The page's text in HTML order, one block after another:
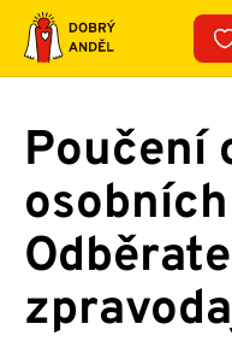
Přeskočit
obsah
Poučení